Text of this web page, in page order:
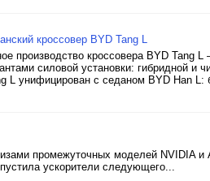
кроссовер BYD Tang L
производство кроссовера BYD Tang
силовой установки: гибридной и
унифицирован с седаном BYD Han L:
промежуточных моделей NVIDIA и
ускорители следующего...